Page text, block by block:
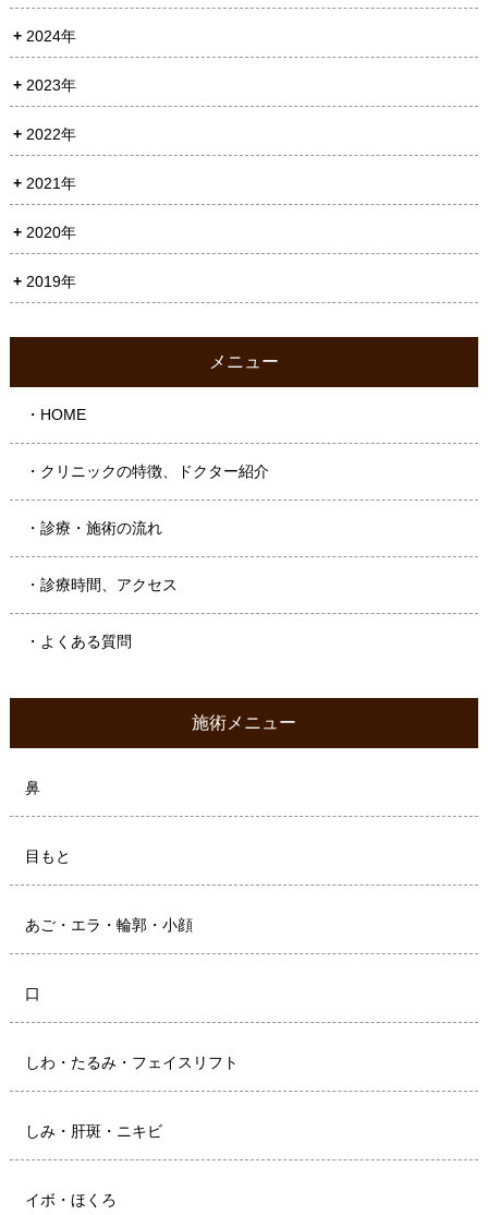
2024年
2023年
2022年
2021年
2020年
2019年
メニュー
・HOME
・クリニックの特徴、ドクター紹介
・診療・施術の流れ
・診療時間、アクセス
・よくある質問
施術メニュー
鼻
目もと
あご・エラ・輪郭・小顔
口
しわ・たるみ・フェイスリフト
しみ・肝斑・ニキビ
イボ・ほくろ